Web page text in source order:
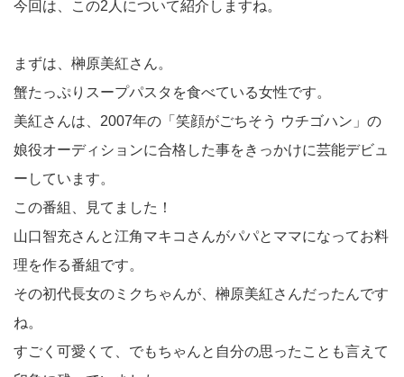
今回は、この2人について紹介しますね。
まずは、榊原美紅さん。
蟹たっぷりスープパスタを食べている女性です。
美紅さんは、2007年の「笑顔がごちそう ウチゴハン」の
娘役オーディションに合格した事をきっかけに芸能デビュ
ーしています。
この番組、見てました！
山口智充さんと江角マキコさんがパパとママになってお料
理を作る番組です。
その初代長女のミクちゃんが、榊原美紅さんだったんです
ね。
すごく可愛くて、でもちゃんと自分の思ったことも言えて